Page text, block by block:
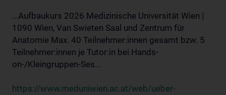
...Aufbaukurs 2026 Medizinische Universität Wien |
1090 Wien, Van Swieten Saal und Zentrum für
Anatomie Max. 40 Teilnehmer:innen gesamt bzw. 5
Teilnehmer:innen je Tutor:in bei Hands-
on-/Kleingruppen-Ses...
https://www.meduniwien.ac.at/web/ueber-